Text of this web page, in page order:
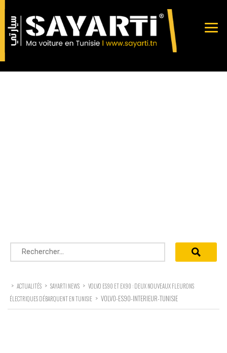
Rechercher :
> ACTUALITÉS > SAYARTI NEWS > VOLVO ES90 ET EX90 : DEUX NOUVEAUX FLEURONS
ÉLECTRIQUES DÉBARQUENT EN TUNISIE > VOLVO-ES90-INTERIEUR-TUNISIE